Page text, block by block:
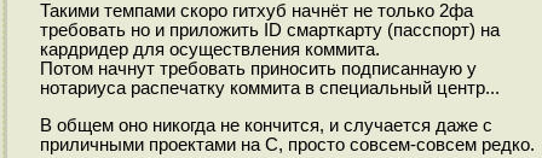
Такими темпами скоро гитхуб начнёт не только 2фа
требовать но и приложить ID смарткарту (пасспорт) на
кардридер для осуществления коммита.
Потом начнут требовать приносить подписаннаую у
нотариуса распечатку коммита в специальный центр...
В общем оно никогда не кончится, и случается даже с
приличными проектами на С, просто совсем-совсем редко.